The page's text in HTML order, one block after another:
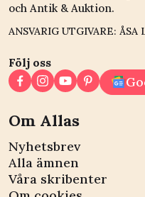
och Antik & Auktion.
ANSVARIG UTGIVARE:
Följ oss
Om Allas
Nyhetsbrev
Alla ämnen
Våra skribenter